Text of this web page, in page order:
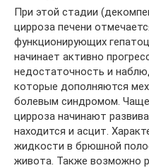
При этой стадии
цирроза печени
функционирующих
начинает активно
недостаточность и
которые дополняются
болевым синдромом. Чаще
цирроза начинают
находится и асцит.
жидкости в брюшной
живота. Также возможно